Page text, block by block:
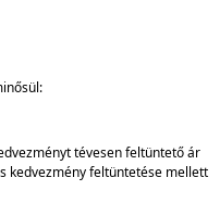
tévesen feltüntető ár
kedvezmény feltüntetése mellett